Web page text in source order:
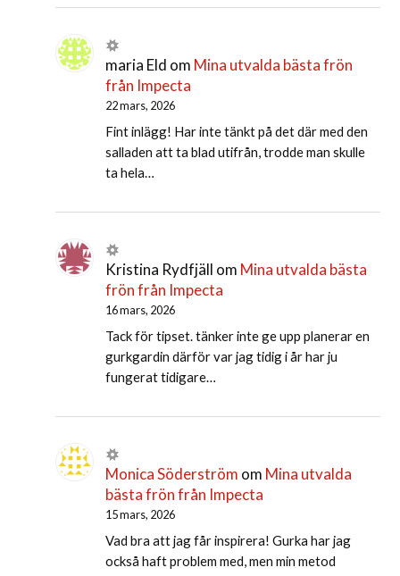
maria Eld om Mina utvalda bästa frön
från Impecta
22 mars, 2026
Fint inlägg! Har inte tänkt på det där med den
salladen att ta blad utifrån, trodde man skulle
ta hela…
Kristina Rydfjäll om Mina utvalda bästa
frön från Impecta
16 mars, 2026
Tack för tipset. tänker inte ge upp planerar en
gurkgardin därför var jag tidig i år har ju
fungerat tidigare…
Monica Söderström om Mina utvalda
bästa frön från Impecta
15 mars, 2026
Vad bra att jag får inspirera! Gurka har jag
också haft problem med, men min metod